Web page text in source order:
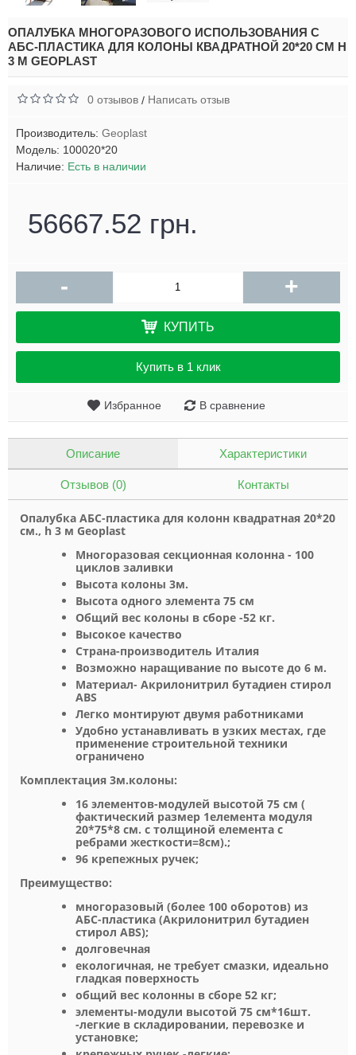
ОПАЛУБКА МНОГОРАЗОВОГО ИСПОЛЬЗОВАНИЯ С
АБС-ПЛАСТИКА ДЛЯ КОЛОНЫ КВАДРАТНОЙ 20*20 СМ H
3 М GEOPLAST
0 отзывов / Написать отзыв
Производитель: Geoplast
Модель: 100020*20
Наличие: Есть в наличии
56667.52 грн.
- +
КУПИТЬ
Купить в 1 клик
Избранное В сравнение
Описание Характеристики
Отзывов (0) Контакты
Опалубка АБС-пластика для колонн квадратная 20*20
см., h 3 м Geoplast
Многоразовая секционная колонна - 100
циклов заливки
Высота колоны 3м.
Высота одного элемента 75 см
Общий вес колоны в сборе -52 кг.
Высокое качество
Страна-производитель Италия
Возможно наращивание по высоте до 6 м.
Материал- Акрилонитрил бутадиен стирол
ABS
Легко монтируют двумя работниками
Удобно устанавливать в узких местах, где
применение строительной техники
ограничено
Комплектация 3м.колоны:
16 элементов-модулей высотой 75 см (
фактический размер 1елемента модуля
20*75*8 см. с толщиной елемента с
ребрами жесткости=8см).;
96 крепежных ручек;
Преимущество:
многоразовый (более 100 оборотов) из
АБС-пластика (Акрилонитрил бутадиен
стирол ABS);
долговечная
екологичная, не требует смазки, идеально
гладкая поверхность
общий вес колонны в сборе 52 кг;
элементы-модули высотой 75 см*16шт.
-легкие в складировании, перевозке и
установке;